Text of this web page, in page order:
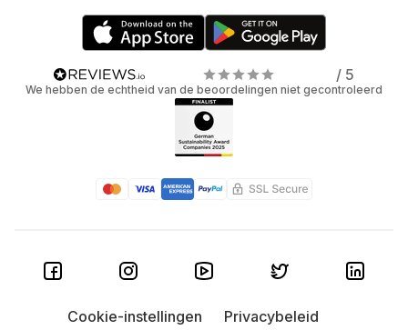
/ 5
We hebben de echtheid van de beoordelingen niet gecontroleerd
Cookie-instellingen
Privacybeleid